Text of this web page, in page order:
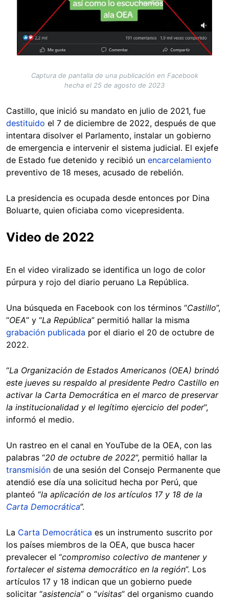
Captura de pantalla de una publicación en Facebook
hecha el 25 de agosto de 2023
Castillo, que inició su mandato en julio de 2021, fue
destituido el 7 de diciembre de 2022, después de que
intentara disolver el Parlamento, instalar un gobierno
de emergencia e intervenir el sistema judicial. El exjefe
de Estado fue detenido y recibió un encarcelamiento
preventivo de 18 meses, acusado de rebelión.
La presidencia es ocupada desde entonces por Dina
Boluarte, quien oficiaba como vicepresidenta.
Video de 2022
En el video viralizado se identifica un logo de color
púrpura y rojo del diario peruano La República.
Una búsqueda en Facebook con los términos “Castillo”,
“OEA” y “La República” permitió hallar la misma
grabación publicada por el diario el 20 de octubre de
2022.
“La Organización de Estados Americanos (OEA) brindó
este jueves su respaldo al presidente Pedro Castillo en
activar la Carta Democrática en el marco de preservar
la institucionalidad y el legítimo ejercicio del poder”,
informó el medio.
Un rastreo en el canal en YouTube de la OEA, con las
palabras “20 de octubre de 2022”, permitió hallar la
transmisión de una sesión del Consejo Permanente que
atendió ese día una solicitud hecha por Perú, que
planteó “la aplicación de los artículos 17 y 18 de la
Carta Democrática”.
La Carta Democrática es un instrumento suscrito por
los países miembros de la OEA, que busca hacer
prevalecer el “compromiso colectivo de mantener y
fortalecer el sistema democrático en la región”. Los
artículos 17 y 18 indican que un gobierno puede
solicitar “asistencia” o “visitas” del organismo cuando